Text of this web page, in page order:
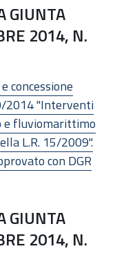
GIUNTA
2014, N.
concessione
2014 "Interventi
fluviomarittimo
L.R. 15/2009".
con DGR
GIUNTA
2014, N.